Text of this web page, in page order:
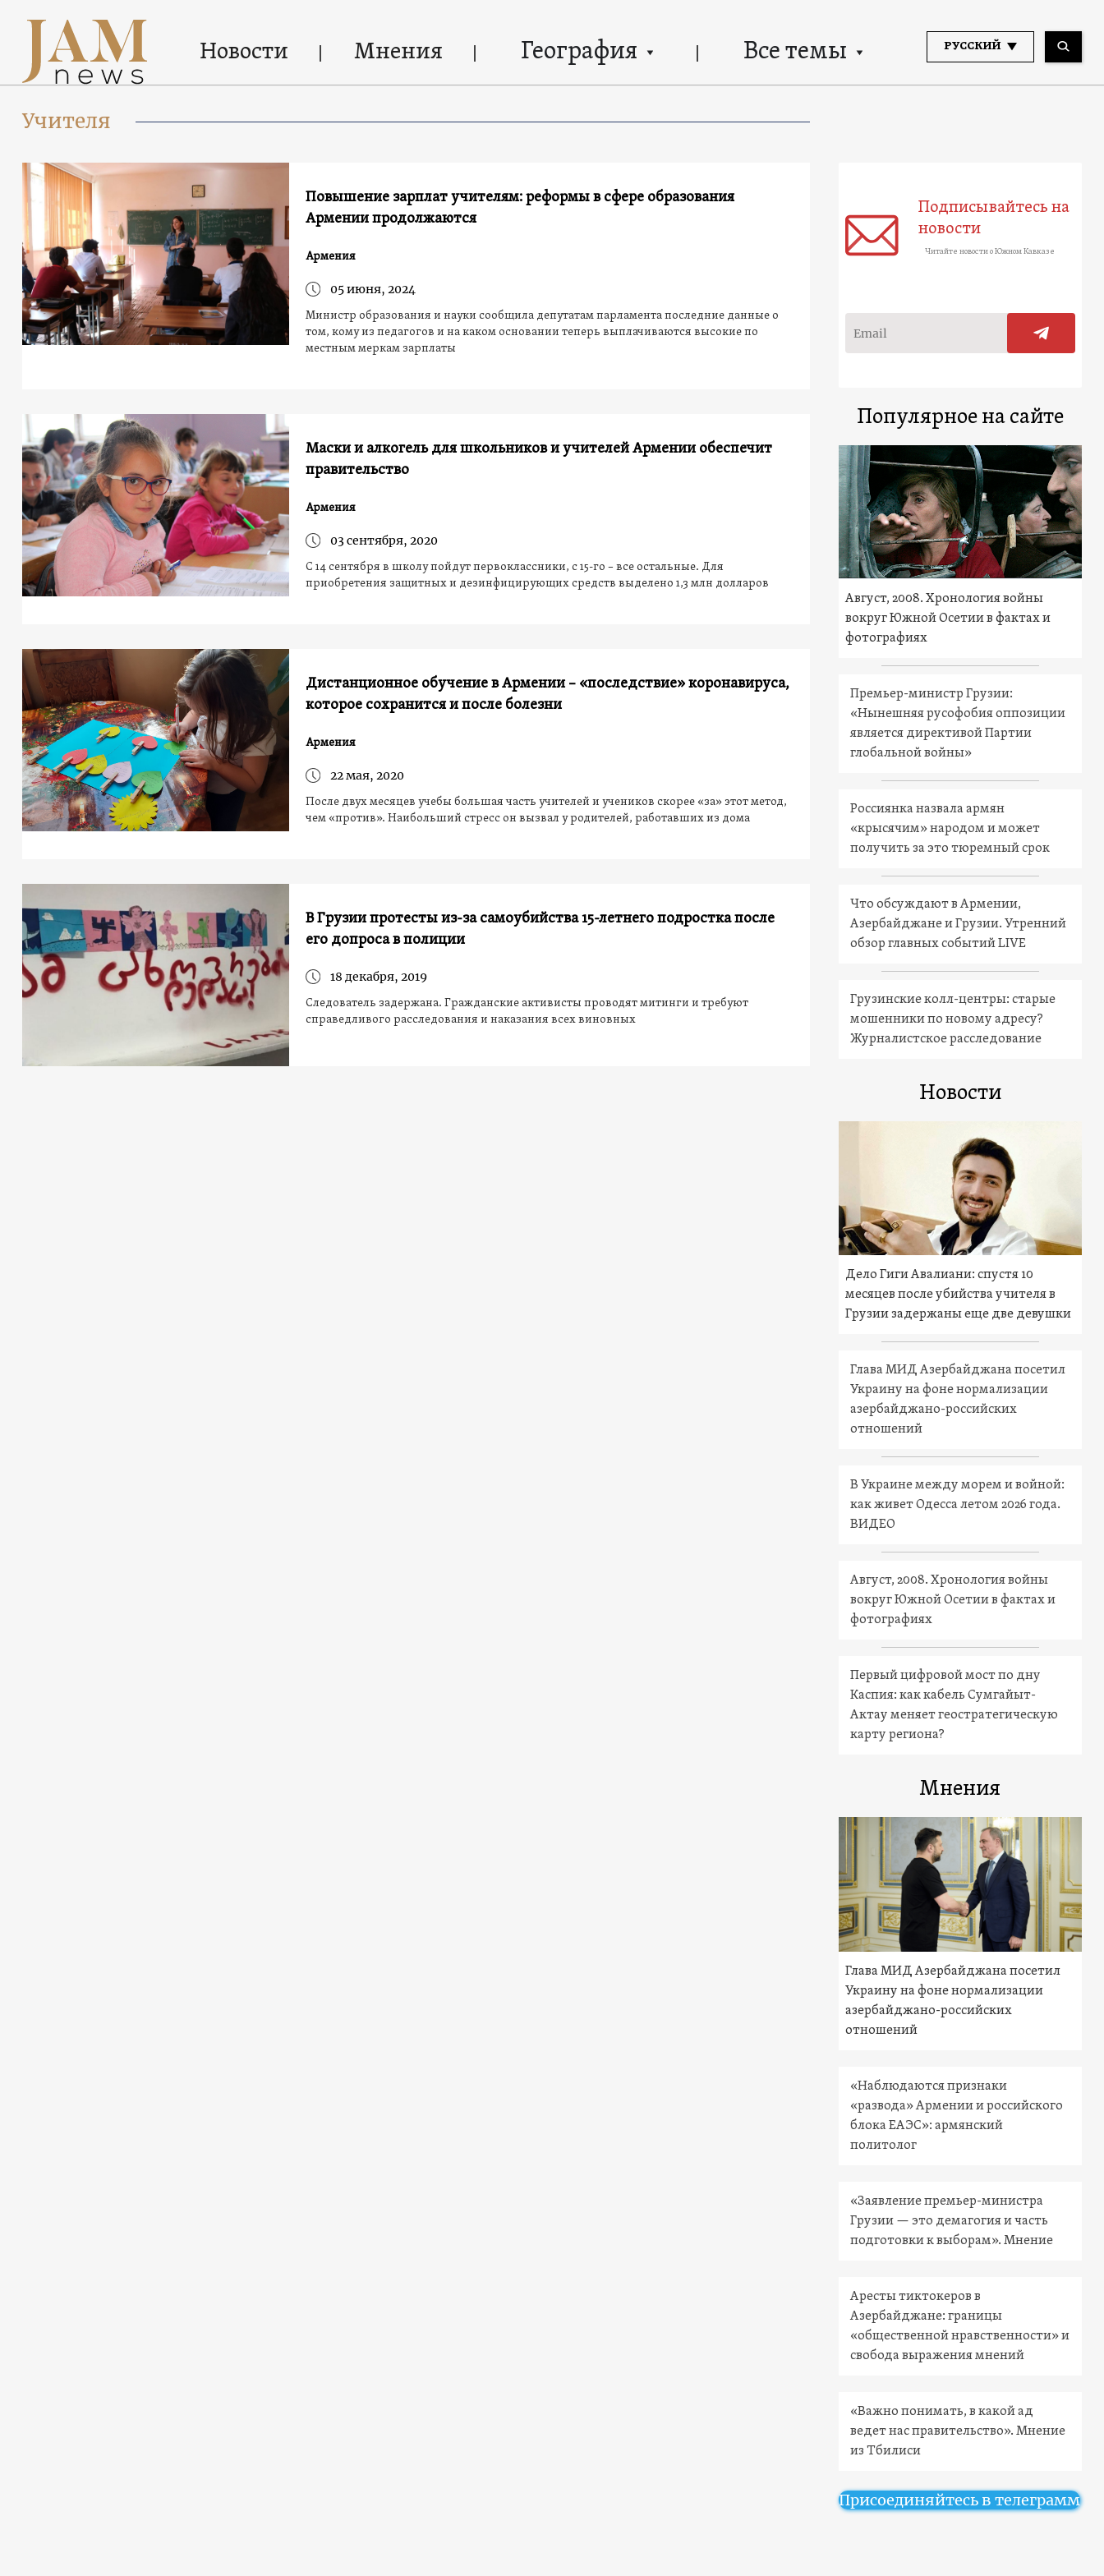
Новости Мнения География Все темы РУССКИЙ
Учителя
Повышение зарплат учителям: реформы в сфере образования
Армении продолжаются
Армения
05 июня, 2024
Министр образования и науки сообщила депутатам парламента последние данные о
том, кому из педагогов и на каком основании теперь выплачиваются высокие по
местным меркам зарплаты
Маски и алкогель для школьников и учителей Армении обеспечит
правительство
Армения
03 сентября, 2020
С 14 сентября в школу пойдут первоклассники, с 15-го – все остальные. Для
приобретения защитных и дезинфицирующих средств выделено 1,3 млн долларов
Дистанционное обучение в Армении – «последствие» коронавируса,
которое сохранится и после болезни
Армения
22 мая, 2020
После двух месяцев учебы большая часть учителей и учеников скорее «за» этот метод,
чем «против». Наибольший стресс он вызвал у родителей, работавших из дома
В Грузии протесты из-за самоубийства 15-летнего подростка после
его допроса в полиции
18 декабря, 2019
Следователь задержана. Гражданские активисты проводят митинги и требуют
справедливого расследования и наказания всех виновных
Подписывайтесь на
новости
Читайте новости о Южном Кавказе
Популярное на сайте
Август, 2008. Хронология войны
вокруг Южной Осетии в фактах и
фотографиях
Премьер-министр Грузии:
«Нынешняя русофобия оппозиции
является директивой Партии
глобальной войны»
Россиянка назвала армян
«крысячим» народом и может
получить за это тюремный срок
Что обсуждают в Армении,
Азербайджане и Грузии. Утренний
обзор главных событий LIVE
Грузинские колл-центры: старые
мошенники по новому адресу?
Журналистское расследование
Новости
Дело Гиги Авалиани: спустя 10
месяцев после убийства учителя в
Грузии задержаны еще две девушки
Глава МИД Азербайджана посетил
Украину на фоне нормализации
азербайджано-российских
отношений
В Украине между морем и войной:
как живет Одесса летом 2026 года.
ВИДЕО
Август, 2008. Хронология войны
вокруг Южной Осетии в фактах и
фотографиях
Первый цифровой мост по дну
Каспия: как кабель Сумгайыт-
Актау меняет геостратегическую
карту региона?
Мнения
Глава МИД Азербайджана посетил
Украину на фоне нормализации
азербайджано-российских
отношений
«Наблюдаются признаки
«развода» Армении и российского
блока ЕАЭС»: армянский
политолог
«Заявление премьер-министра
Грузии — это демагогия и часть
подготовки к выборам». Мнение
Аресты тиктокеров в
Азербайджане: границы
«общественной нравственности» и
свобода выражения мнений
«Важно понимать, в какой ад
ведет нас правительство». Мнение
из Тбилиси
Присоединяйтесь в телеграмм